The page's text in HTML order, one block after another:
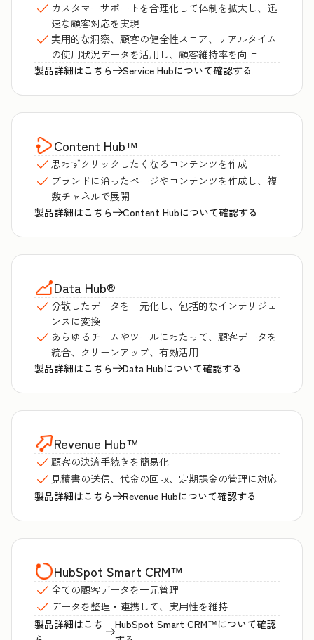
カスタマーサポートを合理化して体制を拡大し、迅
速な顧客対応を実現
実用的な洞察、顧客の健全性スコア、リアルタイム
の使用状況データを活用し、顧客維持率を向上
製品詳細はこちら
Service Hubについて確認する
Content Hub™
思わずクリックしたくなるコンテンツを作成
ブランドに沿ったページやコンテンツを作成し、複
数チャネルで展開
製品詳細はこちら
Content Hubについて確認する
Data Hub®
分散したデータを一元化し、包括的なインテリジェ
ンスに変換
あらゆるチームやツールにわたって、顧客データを
統合、クリーンアップ、有効活用
製品詳細はこちら
Data Hubについて確認する
Revenue Hub™
顧客の決済手続きを簡易化
見積書の送信、代金の回収、定期課金の管理に対応
製品詳細はこちら
Revenue Hubについて確認する
HubSpot Smart CRM™
全ての顧客データを一元管理
データを整理・連携して、実用性を維持
製品詳細はこち
HubSpot Smart CRM™について確認